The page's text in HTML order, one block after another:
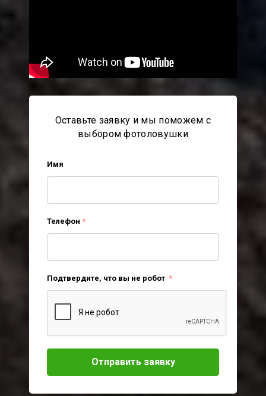
Оставьте заявку и мы поможем с
выбором фотоловушки
Имя
Телефон *
Подтвердите, что вы не робот *
Отправить заявку